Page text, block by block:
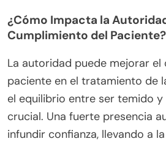
¿Cómo Impacta la
Cumplimiento del Paciente?
La autoridad puede mejorar
paciente en el tratamiento de
el equilibrio entre ser temido y
crucial. Una fuerte presencia
infundir confianza, llevando a